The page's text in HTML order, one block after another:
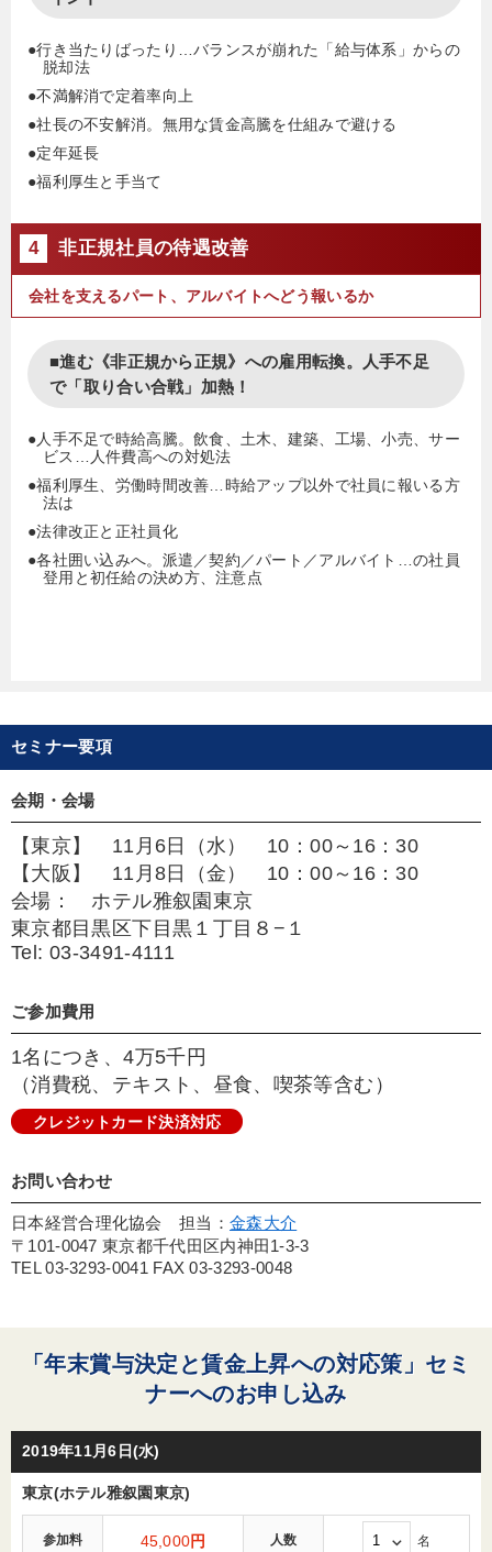
●行き当たりばったり…バランスが崩れた「給与体系」からの
脱却法
●不満解消で定着率向上
●社長の不安解消。無用な賃金高騰を仕組みで避ける
●定年延長
●福利厚生と手当て
4 非正規社員の待遇改善
会社を支えるパート、アルバイトへどう報いるか
■進む《非正規から正規》への雇用転換。人手不足
で「取り合い合戦」加熱！
●人手不足で時給高騰。飲食、土木、建築、工場、小売、サー
ビス…人件費高への対処法
●福利厚生、労働時間改善…時給アップ以外で社員に報いる方
法は
●法律改正と正社員化
●各社囲い込みへ。派遣／契約／パート／アルバイト…の社員
登用と初任給の決め方、注意点
セミナー要項
会期・会場
【東京】 11月6日（水） 10：00～16：30
【大阪】 11月8日（金） 10：00～16：30
会場： ホテル雅叙園東京
東京都目黒区下目黒１丁目８−１
Tel: 03-3491-4111
ご参加費用
1名につき、4万5千円
（消費税、テキスト、昼食、喫茶等含む）
クレジットカード決済対応
お問い合わせ
日本経営合理化協会 担当：金森大介
〒101-0047 東京都千代田区内神田1-3-3
TEL 03-3293-0041 FAX 03-3293-0048
「年末賞与決定と賃金上昇への対応策」セミ
ナーへのお申し込み
2019年11月6日(水)
東京(ホテル雅叙園東京)
参加料 45,000円 人数 名